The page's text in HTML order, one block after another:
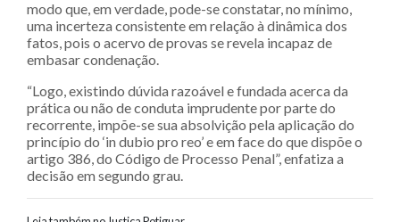
modo que, em verdade, pode-se constatar, no mínimo,
uma incerteza consistente em relação à dinâmica dos
fatos, pois o acervo de provas se revela incapaz de
embasar condenação.
“Logo, existindo dúvida razoável e fundada acerca da
prática ou não de conduta imprudente por parte do
recorrente, impõe-se sua absolvição pela aplicação do
princípio do ‘in dubio pro reo’ e em face do que dispõe o
artigo 386, do Código de Processo Penal”, enfatiza a
decisão em segundo grau.